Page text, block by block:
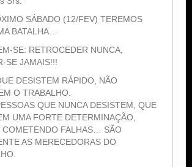
SÁBADO (12/FEV) TEREMOS
BATALHA…
SE: RETROCEDER NUNCA,
SE JAMAIS!!!
DESISTEM RÁPIDO, NÃO
O TRABALHO.
QUE NUNCA DESISTEM, QUE
UMA FORTE DETERMINAÇÃO,
COMETENDO FALHAS… SÃO
AS MERECEDORAS DO